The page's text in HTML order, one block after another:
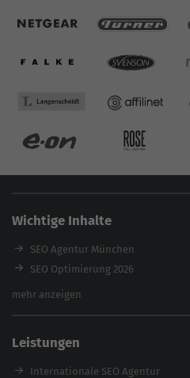
Wichtige Inhalte
SEO Agentur München
SEO Optimierung 2026
Backlink-Audit 2026
Referenzen
E-Books
mehr anzeigen
Leistungen
Internationale SEO Agentur